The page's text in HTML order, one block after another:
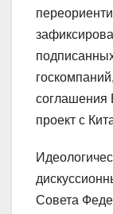
соглашения
проект с
Совета